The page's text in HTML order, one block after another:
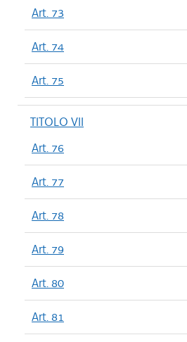
Art. 73
Art. 74
Art. 75
TITOLO VII
Art. 76
Art. 77
Art. 78
Art. 79
Art. 80
Art. 81